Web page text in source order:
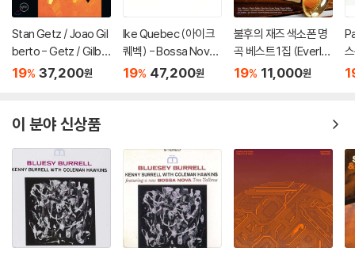
Stan Getz / Joao Gil
berto - Getz / Gilbe
rto (스탄 게츠, 조앙 질
19% 37,200원
Ike Quebec (아이크
퀘벡) - Bossa Nova /
Soul Samba [LP]
19% 47,200원
불후의 재즈 색소폰 명
곡 베스트 1집 (Everlas
ting Jazz Sax Best)
19% 11,000원
이 분야 신상품